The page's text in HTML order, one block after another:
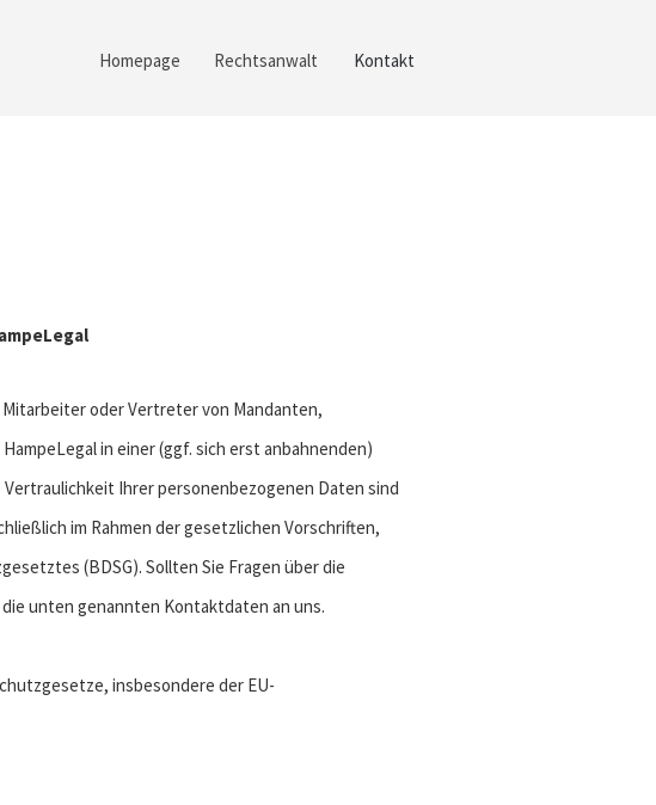
Homepage Rechtsanwalt Kontakt
oder Vertreter von Mandanten,
in einer (ggf. sich erst anbahnenden)
Ihrer personenbezogenen Daten sind
im Rahmen der gesetzlichen Vorschriften,
(BDSG). Sollten Sie Fragen über die
unten genannten Kontaktdaten an uns.
insbesondere der EU-